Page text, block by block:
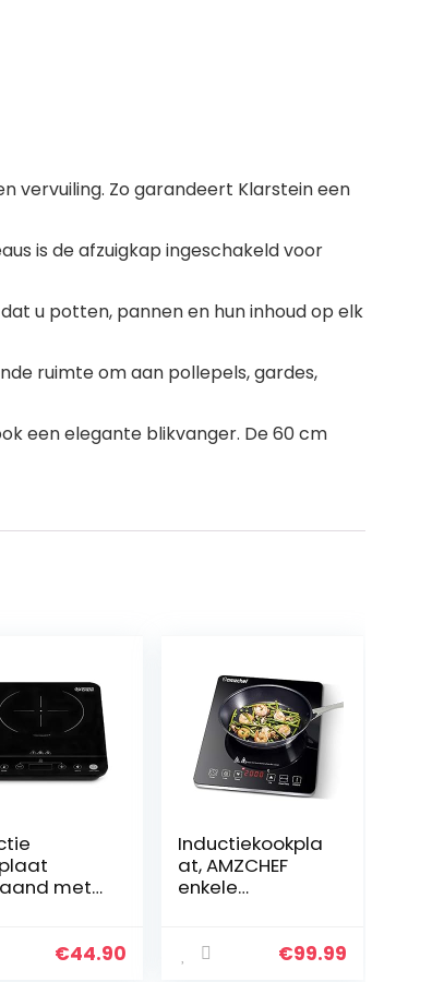
vervuiling. Zo garandeert Klarstein een
is de afzuigkap ingeschakeld voor
u potten, pannen en hun inhoud op elk
ruimte om aan pollepels, gardes,
een elegante blikvanger. De 60 cm
met
€44.90
Inductiekookpla
at, AMZCHEF
enkele
gepolijst
€99.99